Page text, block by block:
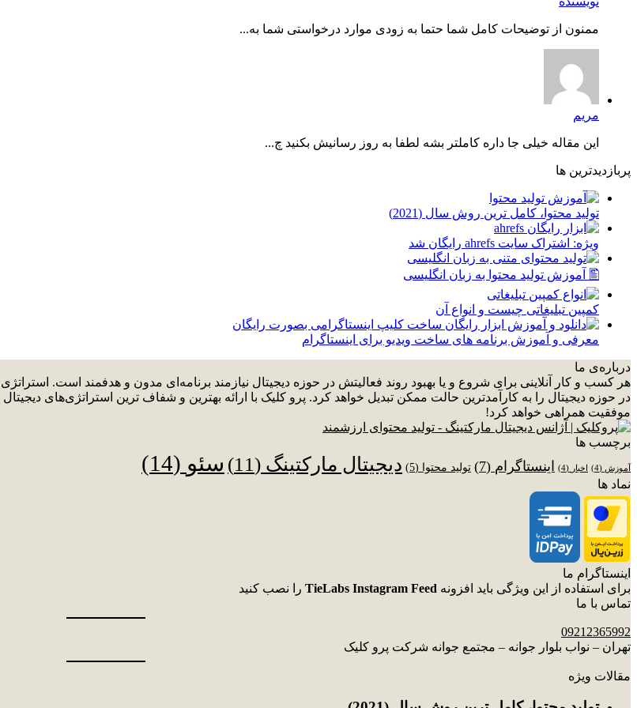
ممنون از توضیحات کامل شما حتما به زودی موارد درخواستی شما به...
مریم
این مقاله خیلی جا داره کاملتر بشه لطفا به روز رسانیش بکنید چ...
پربازدیدترین ها
توليد محتوا، کامل ترین روش سال (2021)
ویژه: اشتراک سایت ahrefs رایگان شد
🖺 آموزش تولید محتوا به زبان انگلیسی
کمپین تبلیغاتی چیست و انواع آن
معرفی و آموزش برنامه های ساخت ویدیو برای اینستاگرام
درباره‌ی ما
هر کسب و کار آنلاینی برای شروع و یا بهبود روند فعالیتش در حوزه دیجیتال نیازمند برنامه‌ای مدون و هدفمند است.
در حوزه دیجیتال را به کارآمدترین حالت ممکن تبدیل خواهد کرد. پرو کلیک با ارائه بهترین و شفاف ترین استراتژی‌های
موفقیت همراهی خواهد کرد!
برچسب ها
آموزش (4) اخبار (4) اینستاگرام (7) تولید محتوا (5) دیجیتال مارکتینگ (11) سئو (14)
نماد ها
اینستاگرام ما
برای استفاده از این ویژگی باید افزونه TieLabs Instagram Feed را نصب کنید
تماس با ما
09212365992
تهران – نواب بلوار جوانه – مجتمع جوانه شرکت پرو کلیک
مقالات ویژه